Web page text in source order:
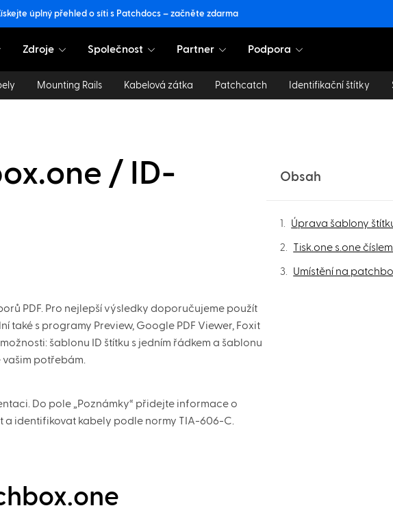
úplný přehled o síti s Patchdocs – začněte zdarma
Zdroje Společnost Partner Podpora
Mounting Rails Kabelová zátka Patchcatch Identifikační štítky
/ ID-
PDF. Pro nejlepší výsledky doporučujeme použít
také s programy Preview, Google PDF Viewer, Foxit
šablonu ID štítku s jedním řádkem a šablonu
potřebám.
Do pole „Poznámky“ přidejte informace o
identifikovat kabely podle normy TIA-606-C.
Obsah
Úprava šablony
Tisk.one s.one
Umístění na